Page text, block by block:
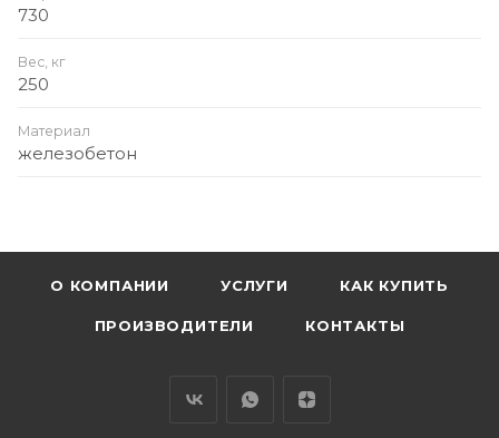
730
Вес, кг
250
Материал
железобетон
О КОМПАНИИ УСЛУГИ КАК КУПИТЬ
ПРОИЗВОДИТЕЛИ КОНТАКТЫ